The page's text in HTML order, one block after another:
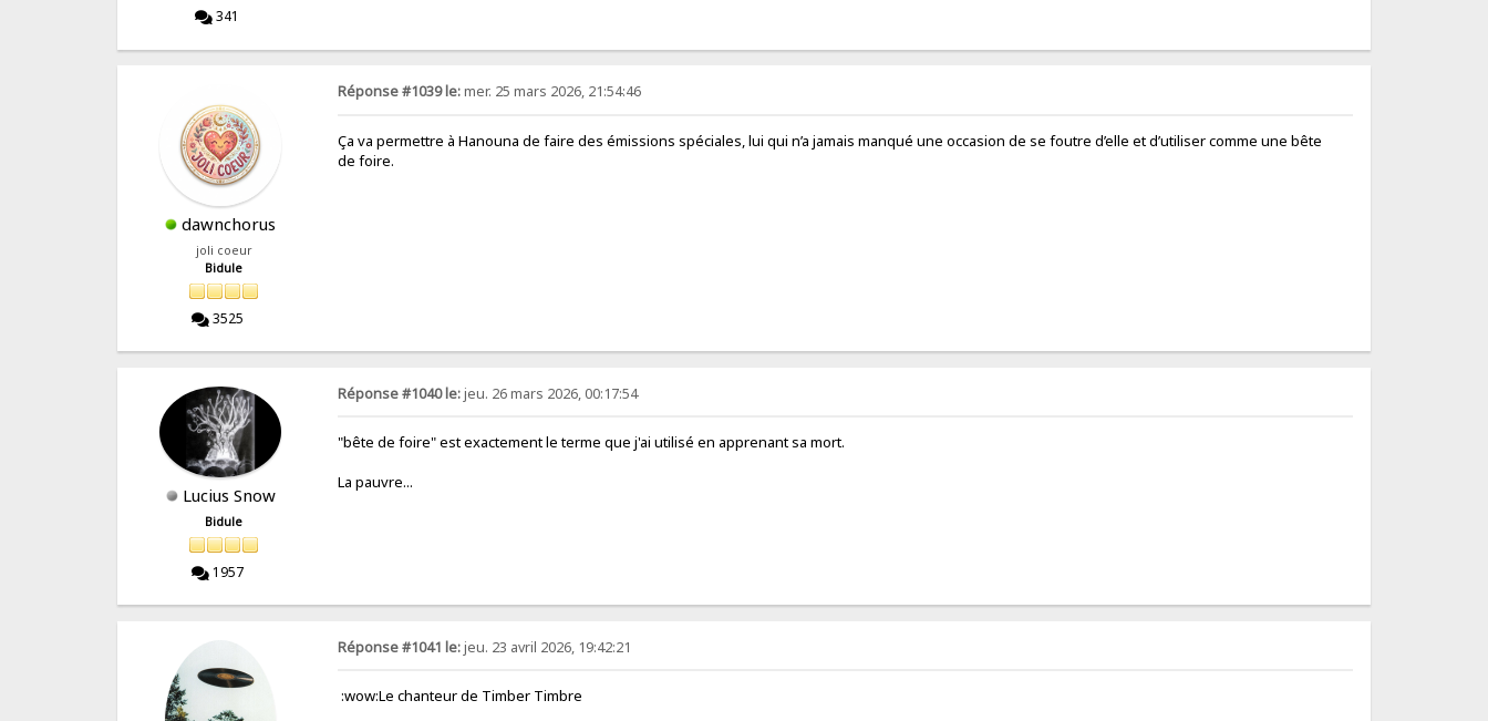
341
dawnchorus
joli coeur
Bidule
3525
Réponse #1039 le:mer. 25 mars 2026, 21:54:46
Ça va permettre à Hanouna de faire des émissions spéciales, lui qui n’a jamais manqué une occasion de se foutre d’elle et d’utiliser comme une bête
de foire.
Lucius Snow
Bidule
1957
Réponse #1040 le:jeu. 26 mars 2026, 00:17:54
"bête de foire" est exactement le terme que j'ai utilisé en apprenant sa mort.
La pauvre...
Réponse #1041 le:jeu. 23 avril 2026, 19:42:21
:wow:Le chanteur de Timber Timbre